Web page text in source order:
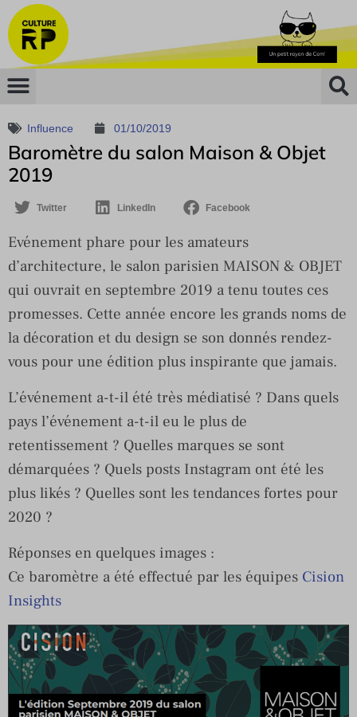
Influence 01/10/2019
Baromètre du salon Maison & Objet
2019
Twitter LinkedIn Facebook
Evénement phare pour les amateurs
d’architecture, le salon parisien MAISON & OBJET
qui ouvrait en septembre 2019 a tenu toutes ces
promesses. Cette année encore les grands noms de
la décoration et du design se son donnés rendez-
vous pour une édition plus inspirante que jamais.
L’événement a-t-il été très médiatisé ? Dans quels
pays l’événement a-t-il eu le plus de
retentissement ? Quelles marques se sont
démarquées ? Quels posts Instagram ont été les
plus likés ? Quelles sont les tendances fortes pour
2020 ?
Réponses en quelques images :
Ce baromètre a été effectué par les équipes Cision
Insights